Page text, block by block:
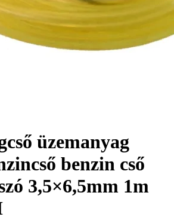
üzemanyag
benzin cső
3,5×6,5mm 1m